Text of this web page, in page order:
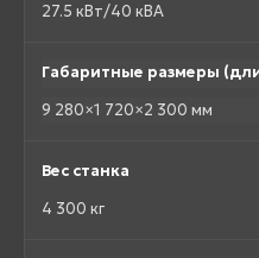
27.5 кВт/40 кВА
Габаритные размеры
9 280×1 720×2 300 мм
Вес станка
4 300 кг